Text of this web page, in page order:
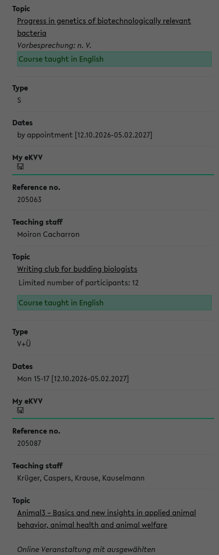
Progress in genetics of biotechnologically relevant
bacteria
Vorbesprechung: n. V.
Course taught in English
S
by appointment [12.10.2026-05.02.2027]
205063
Moiron Cacharron
Writing club for budding biologists
Limited number of participants: 12
Course taught in English
V+Ü
Mon 15-17 [12.10.2026-05.02.2027]
205087
Krüger, Caspers, Krause, Kauselmann
Animal3 – Basics and new insights in applied animal
behavior, animal health and animal welfare
Online Veranstaltung mit ausgewählten